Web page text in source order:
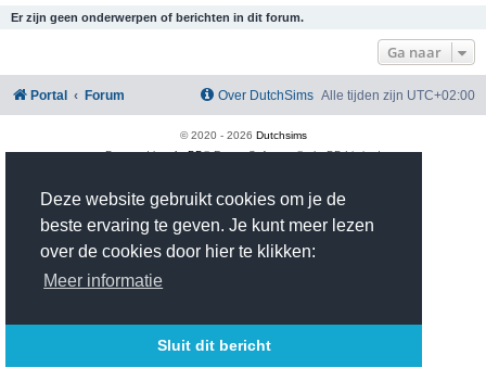
Deze website gebruikt cookies om je de
beste ervaring te geven. Je kunt meer lezen
over de cookies door hier te klikken:
Meer informatie
Sluit dit bericht
Er zijn geen onderwerpen of berichten in dit forum.
Ga naar
Portal Forum Alle tijden zijn UTC+02:00
Over DutchSims
© 2020 - 2026 Dutchsims
Powered byphpBB® Forum Software © phpBB Limited
phpBB Two Factor Authentication © paul999
Time: 0.504s| Peak Memory Usage: 3.08 MiB | GZIP: On |Queries: 18